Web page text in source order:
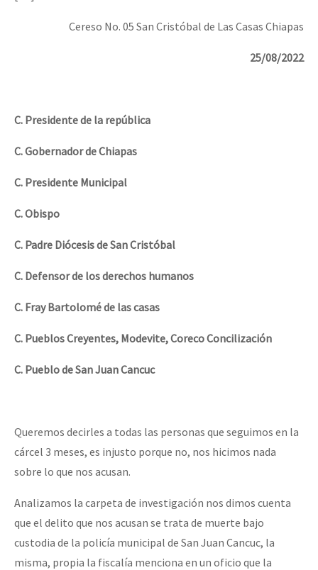
Megaproyectos
Migración
ETIQUETAS
MULTIMEDIA
Audio
Fotorreportaje
la naturaleza bajo asedio)
COVID-19
Eventos
Dia 1: Encontro “Guerra contra a Humanidade”
[CDMX – 20 julio] Jornadas globales por la libertad de Jesús
“Sonhando a Terra do Bem Virá” se publica no Estado Espanhol
Cereso No. 05 San Cristóbal de Las Casas Chiapas
25/08/2022
C. Presidente de la república
C. Gobernador de Chiapas
C. Presidente Municipal
C. Obispo
C. Padre Diócesis de San Cristóbal
C. Defensor de los derechos humanos
C. Fray Bartolomé de las casas
C. Pueblos Creyentes, Modevite, Coreco Concilización
C. Pueblo de San Juan Cancuc
Queremos decirles a todas las personas que seguimos en la
cárcel 3 meses, es injusto porque no, nos hicimos nada
sobre lo que nos acusan.
Analizamos la carpeta de investigación nos dimos cuenta
que el delito que nos acusan se trata de muerte bajo
custodia de la policía municipal de San Juan Cancuc, la
misma, propia la fiscalía menciona en un oficio que la